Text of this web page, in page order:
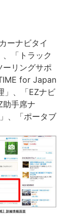
ーナビタイ
「トラック
ーリングサポ
for Japan
」、「EZナビ
助手席ナ
、「ポータブ